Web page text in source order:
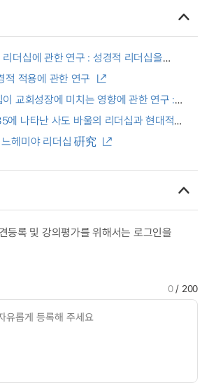
더십에 관한 연구 : 성경적 리더십을
priority given to biblical leadership
적 적용에 관한 연구
교회성장에 미치는 영향에 관한 연구 :
of Transformational Ministry
Growth : Focused on Church
minister and the diverse ministry
에 나타난 사도 바울의 리더십과 현대적
헤미야 리더십 硏究
등록 및 강의평가를 위해서는 로그인을
0/ 200